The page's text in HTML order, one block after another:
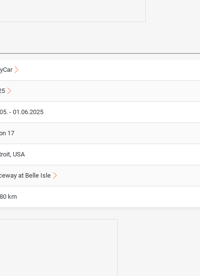
- 01.06.2025
17
USA
at Belle Isle
km